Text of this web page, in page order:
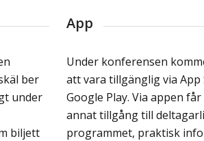
ber
under
biljett
App
Under konferensen
att vara tillgänglig via App
Google Play. Via appen
annat tillgång till
programmet, praktisk